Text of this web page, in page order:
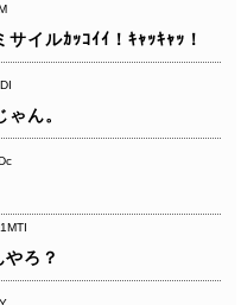
イルｶｯｺｲｲ！ｷｬｯｷｬｯ！
ん。
ろ？